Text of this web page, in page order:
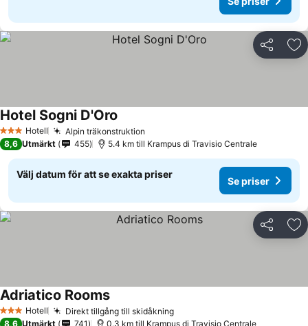
Dela
3 StjärnorHotell Alpin träkonstruktion
Hotel Sogni D'Oro
8,6 Utmärkt 455 5.4 km till Krampus di Travisio Centrale
Välj datum för att se exakta priser
Se priser
Dela
3 StjärnorHotell Direkt tillgång till skidåkningSe priser
Adriatico RoomsSe priser
8,6 Utmärkt 741 0.3 km till Krampus di Travisio Centrale